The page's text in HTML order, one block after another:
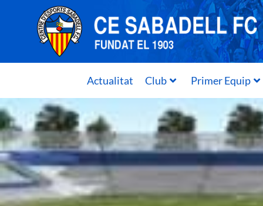
Actualitat Club Primer Equip